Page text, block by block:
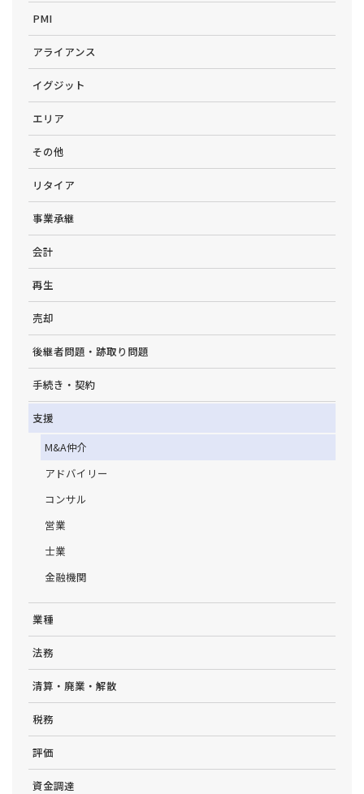
PMI
アライアンス
イグジット
エリア
その他
リタイア
事業承継
会計
再生
売却
後継者問題・跡取り問題
手続き・契約
支援
M&A仲介
アドバイリー
コンサル
営業
士業
金融機関
業種
法務
清算・廃業・解散
税務
評価
資金調達